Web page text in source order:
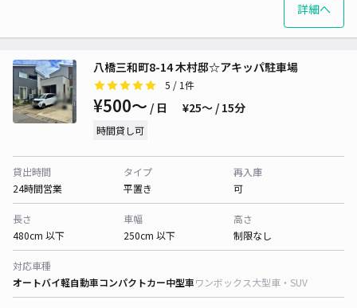
詳細へ
八橋三和町8-14 木村邸☆アキッパ駐車場
5 / 1件
¥500〜 / 日 ¥25〜 / 15分
時間貸し可
貸出時間
24時間営業
タイプ
平置き
再入庫
可
長さ
480cm 以下
車幅
250cm 以下
高さ
制限なし
対応車種
オートバイ軽自動車コンパクトカー中型車ワンボックス大型車・SUV